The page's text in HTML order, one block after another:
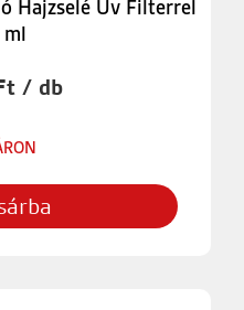
Hajzselé Uv Filterrel
/ db